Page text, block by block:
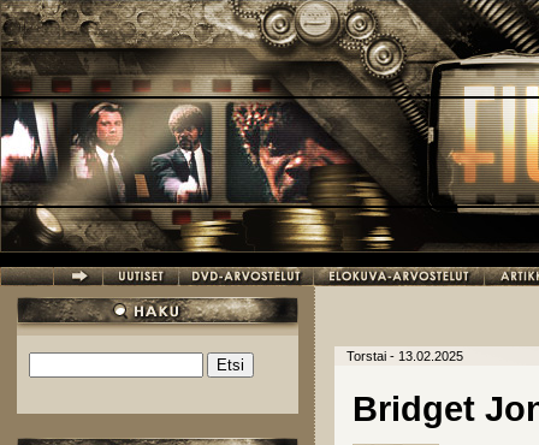
Hyppää pääsisältöön
Hakulomake
Torstai - 13.02.2025
Bridget